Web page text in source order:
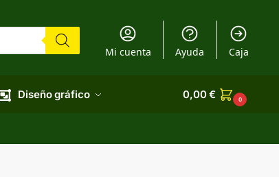
Mi cuenta Ayuda Caja
Diseño gráfico 0,00€ 0